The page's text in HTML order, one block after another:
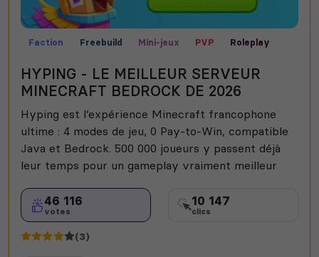
Faction Freebuild Mini-jeux PVP
Roleplay
HYPING - LE MEILLEUR SERVEUR
MINECRAFT BEDROCK DE 2026
Hyping est l’expérience Minecraft francophone
ultime : 4 modes de jeu, 0 Pay-to-Win, compatible
Java et Bedrock. 500 000 joueurs y passent déjà
leur temps pour un gameplay vraiment meilleur
46 116
votes
10 147
clics
(3)